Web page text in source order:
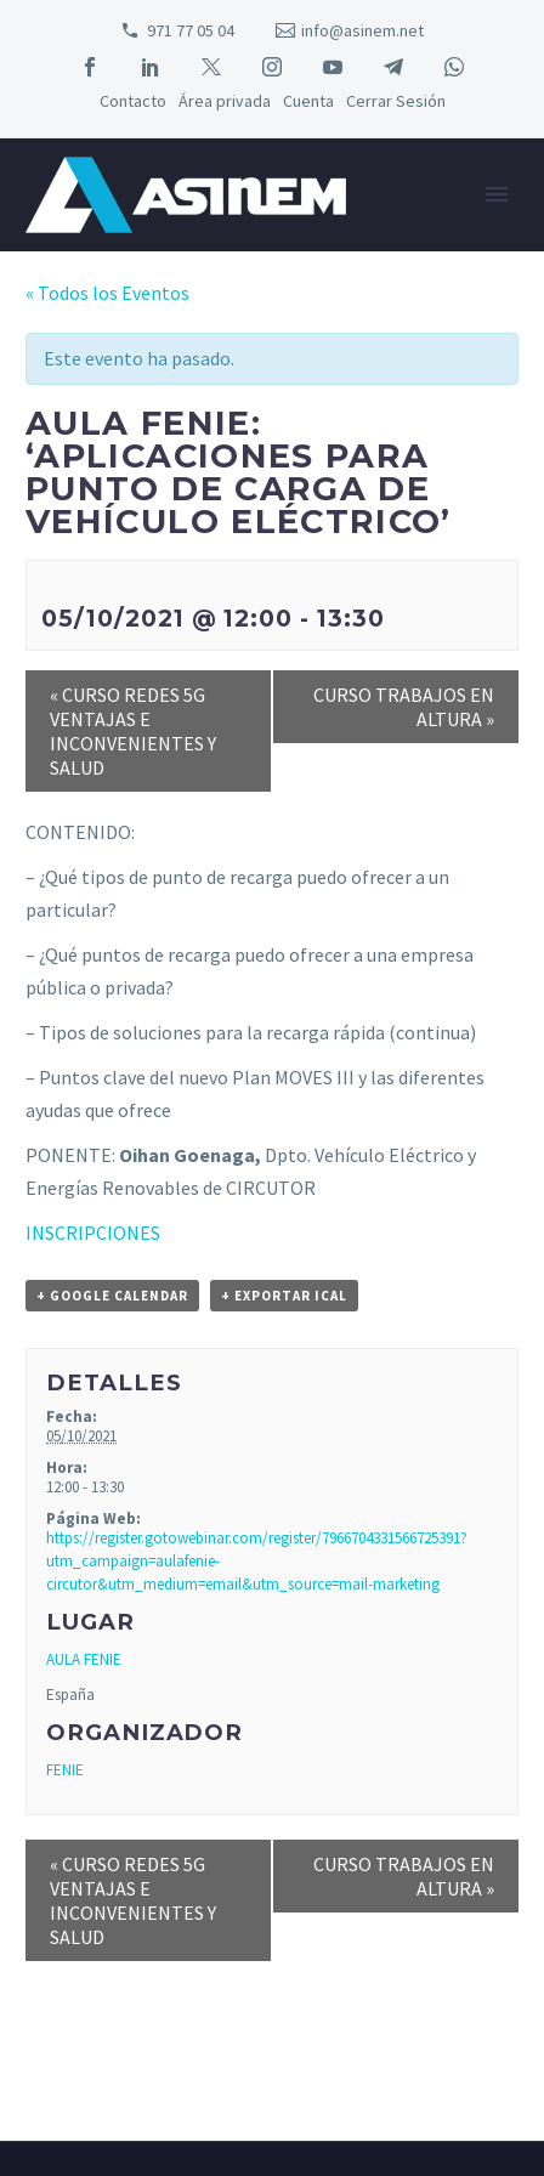
971 77 05 04 info@asinem.net
Contacto Área privada Cuenta Cerrar Sesión
« Todos los Eventos
Este evento ha pasado.
AULA FENIE:
‘APLICACIONES PARA
PUNTO DE CARGA DE
VEHÍCULO ELÉCTRICO’
05/10/2021 @ 12:00 -13:30
« CURSO REDES 5G
VENTAJAS E
INCONVENIENTES Y
SALUD
CURSO TRABAJOS EN
ALTURA »
CONTENIDO:
– ¿Qué tipos de punto de recarga puedo ofrecer a un
particular?
– ¿Qué puntos de recarga puedo ofrecer a una empresa
pública o privada?
– Tipos de soluciones para la recarga rápida (continua)
– Puntos clave del nuevo Plan MOVES III y las diferentes
ayudas que ofrece
PONENTE: Oihan Goenaga, Dpto. Vehículo Eléctrico y
Energías Renovables de CIRCUTOR
INSCRIPCIONES
+ GOOGLE CALENDAR + EXPORTAR ICAL
DETALLES
Fecha:
05/10/2021
Hora:
12:00 - 13:30
Página Web:
https://register.gotowebinar.com/register/7966704331566725391?
utm_campaign=aulafenie-
circutor&utm_medium=email&utm_source=mail-marketing
LUGAR
AULA FENIE
España
ORGANIZADOR
FENIE
« CURSO REDES 5G
VENTAJAS E
INCONVENIENTES Y
SALUD
CURSO TRABAJOS EN
ALTURA »